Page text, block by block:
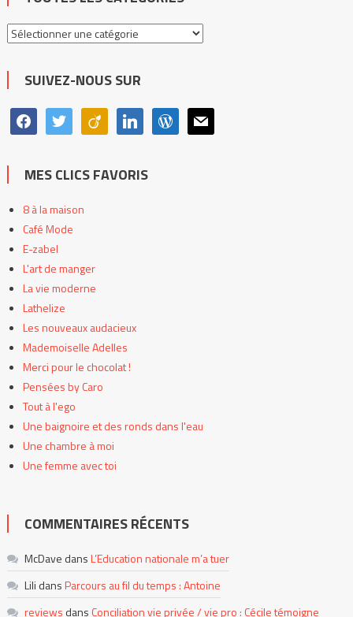
Toutes
catégories
SUIVEZ-NOUS SUR
facebooktwitter viadeo linkedin wordpress
mail
MES CLICS FAVORIS
8 à la maison
Café Mode
E-zabel
L'art de manger
La vie moderne
Lathelize
Les nouveaux audacieux
Mademoiselle Adelles
Merci pour le chocolat !
Pensées by Caro
Tout à l'ego
Une baignoire et des ronds dans l'eau
Une chambre à moi
Une femme avec toi
COMMENTAIRES RÉCENTS
McDave dansL’Education nationale m’a tuer
Lili dansParcours au fil du temps : Antoine
reviews dans Conciliation vie privée / vie pro : Cécile témoigne